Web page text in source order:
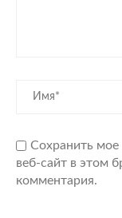
Сохранить мое
веб-сайт в этом
комментария.